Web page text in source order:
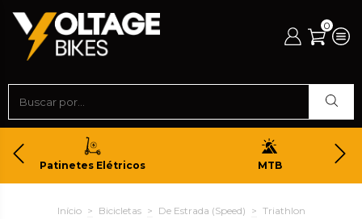
0
Patinetes Elétricos MTB
Início > Bicicletas > De Estrada (Speed) > Triathlon